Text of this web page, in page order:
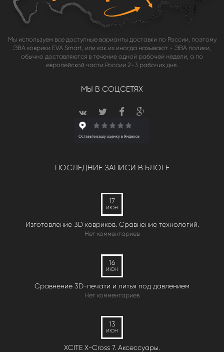
Мы используем все доступные варианты доставки по России, поэтому
ЭВА коврики EVA Smart, или как их иногда называют - ЭВА полики,
обычно доставляются в течение одной рабочей недели, а по
европейской части России 2-3 рабочих дня.
МЫ В СОЦСЕТЯХ
ПОСЛЕДНИЕ ЗАПИСИ В БЛОГЕ
17
ИЮН
Изготовление 3D ковриков. Сравнение технологий.
Нет комментариев
16
ИЮН
Сравнение 3D-печати и литья под давлением
Нет комментариев
13
ИЮН
XCITE X-Cross 7. Аксессуары.